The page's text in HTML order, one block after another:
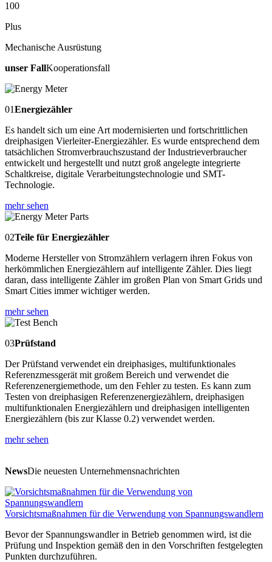
100
Plus
Mechanische Ausrüstung
unser FallKooperationsfall
01Energiezähler
Es handelt sich um eine Art modernisierten und fortschrittlichen
dreiphasigen Vierleiter-Energiezähler. Es wurde entsprechend dem
tatsächlichen Stromverbrauchszustand der Industrieverbraucher
entwickelt und hergestellt und nutzt groß angelegte integrierte
Schaltkreise, digitale Verarbeitungstechnologie und SMT-
Technologie.
mehr sehen
02Teile für Energiezähler
Moderne Hersteller von Stromzählern verlagern ihren Fokus von
herkömmlichen Energiezählern auf intelligente Zähler. Dies liegt
daran, dass intelligente Zähler im großen Plan von Smart Grids und
Smart Cities immer wichtiger werden.
mehr sehen
03Prüfstand
Der Prüfstand verwendet ein dreiphasiges, multifunktionales
Referenzmessgerät mit großem Bereich und verwendet die
Referenzenergiemethode, um den Fehler zu testen. Es kann zum
Testen von dreiphasigen Referenzenergiezählern, dreiphasigen
multifunktionalen Energiezählern und dreiphasigen intelligenten
Energiezählern (bis zur Klasse 0.2) verwendet werden.
mehr sehen
NewsDie neuesten Unternehmensnachrichten
Vorsichtsmaßnahmen für die Verwendung von Spannungswandlern
Bevor der Spannungswandler in Betrieb genommen wird, ist die
Prüfung und Inspektion gemäß den in den Vorschriften festgelegten
Punkten durchzuführen.